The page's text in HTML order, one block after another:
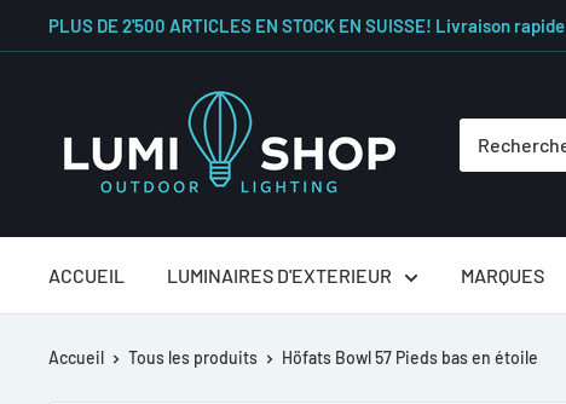
PLUS DE 2'500 ARTICLES EN STOCK EN SUISSE! Livraison rapide
ACCUEIL LUMINAIRES D'EXTERIEUR MARQUES
Accueil Tous les produits Höfats Bowl 57 Pieds bas en étoile